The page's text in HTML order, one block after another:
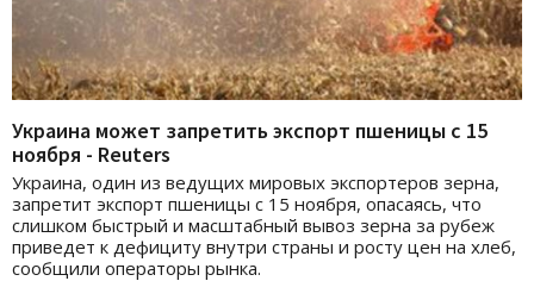
Украина может запретить экспорт пшеницы с 15
ноября - Reuters
Украина, один из ведущих мировых экспортеров зерна,
запретит экспорт пшеницы с 15 ноября, опасаясь, что
слишком быстрый и масштабный вывоз зерна за рубеж
приведет к дефициту внутри страны и росту цен на хлеб,
сообщили операторы рынка.